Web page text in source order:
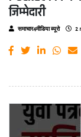
जिम्मेदारी
समाचार4मीडिया ब्यूरो 2